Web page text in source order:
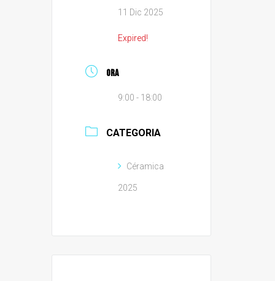
11 Dic 2025
Expired!
ORA
9:00 - 18:00
CATEGORIA
Céramica
2025